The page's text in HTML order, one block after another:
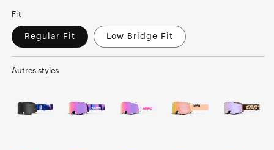
Fit
Regular Fit Low Bridge Fit
Autres styles